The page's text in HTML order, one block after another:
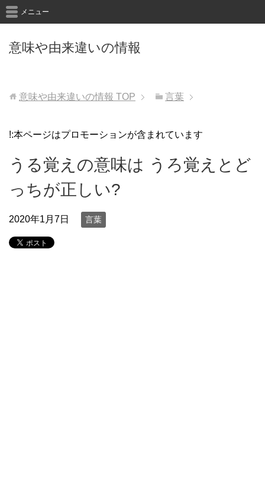
意味や由来違いの情報
メニュー
意味や由来違いの情報 TOP 言葉
!:本ページはプロモーションが含まれています
うる覚えの意味は うろ覚えとど
っちが正しい?
2020年1月7日 言葉